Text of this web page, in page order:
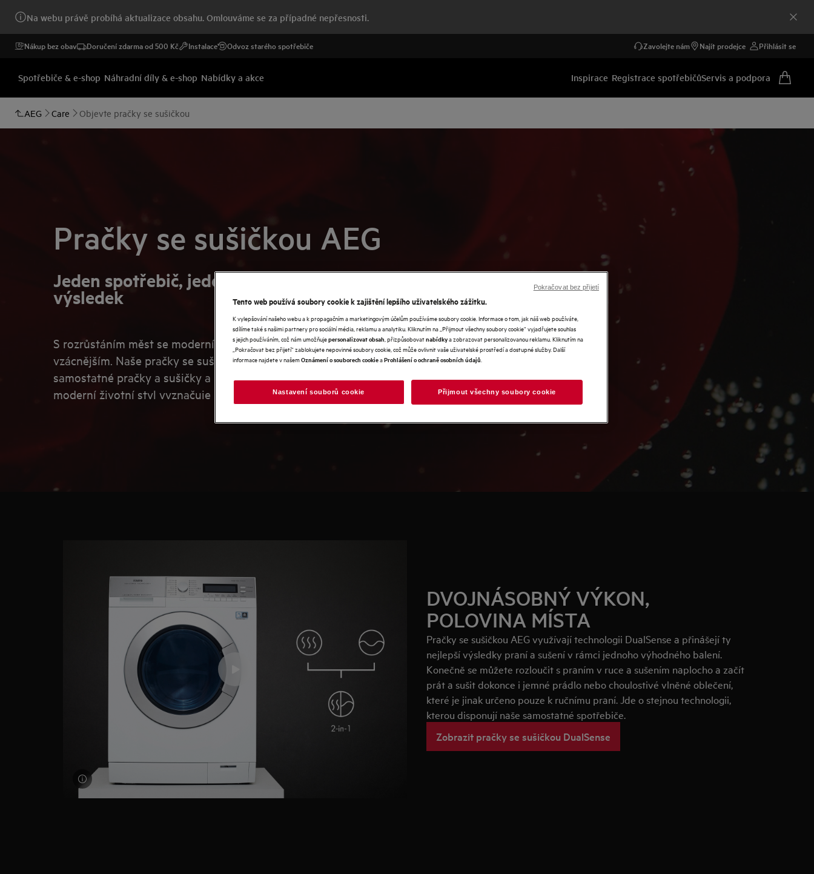
Na webu právě probíhá aktualizace obsahu. Omlouváme se za případné nepřesnosti.
Nákup bez obav Doručení zdarma od 500 Kč Instalace Odvoz starého spotřebiče Zavolejte nám Najít prodejce Přihlásit se
Spotřebiče & e-shop Náhradní díly & e-shop Nabídky a akce Inspirace Registrace spotřebičůServis a podpora
AEG Care Objevte pračky se sušičkou
Pračky se sušičkou AEG
Jeden spotřebič, jeden program, jeden dokonalý
výsledek
S rozrůstáním měst se moderní byty zmenšují a prostor se stává stále
vzácnějším. Naše pračky se sušičkou 2 v 1 jsou stejně kvalitní jako
samostatné pračky a sušičky a ušetří vám cenný prostor. A protože se
moderní životní styl vyznačuje rychlým tempem, ušetříte čas praním a
DVOJNÁSOBNÝ VÝKON,
POLOVINA MÍSTA
Pračky se sušičkou AEG využívají technologii DualSense a přinášejí ty
nejlepší výsledky praní a sušení v rámci jednoho výhodného balení.
Konečně se můžete rozloučit s praním v ruce a sušením naplocho a začít
prát a sušit dokonce i jemné prádlo nebo choulostivé vlněné oblečení,
které je jinak určeno pouze k ručnímu praní. Jde o stejnou technologii,
kterou disponují naše samostatné spotřebiče.
Zobrazit pračky se sušičkou DualSense
Tento web používá soubory cookie k zajištění lepšího uživatelského zážitku.
K vylepšování našeho webu a k propagačním a marketingovým účelům používáme soubory cookie. Informace o tom, jak náš web používáte,
sdílíme také s našimi partnery pro sociální média, reklamu a analytiku. Kliknutím na „Přijmout všechny soubory cookie“ vyjadřujete souhlas
s jejich používáním, což nám umožňujepersonalizovat obsah , přizpůsobovatnabídkya zobrazovat personalizovanou reklamu. Kliknutím na
„Pokračovat bez přijetí“ zablokujete nepovinné soubory cookie, což může ovlivnit vaše uživatelské prostředí a dostupné služby. Další
informace najdete v našemOznámení o souborech cookieaProhlášení o ochraně osobních údajů
Nastavení souborů cookie Přijmout všechny soubory cookie
Pokračovat bez přijetí